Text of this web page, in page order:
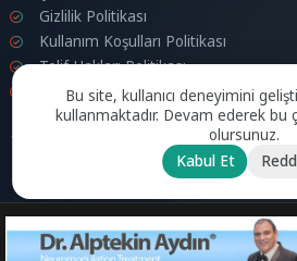
Gizlilik Politikası
Kullanım Koşulları Politikası
Telif Hakları Politikası
İletişim
© 2026 Londra Aktuel Tüm hakları
Software LTD
Bu site, kullanıcı deneyimini
kullanmaktadır. Devam ederek bu
olursunuz.
Kabul Et